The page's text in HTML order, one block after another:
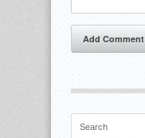
Add Comment